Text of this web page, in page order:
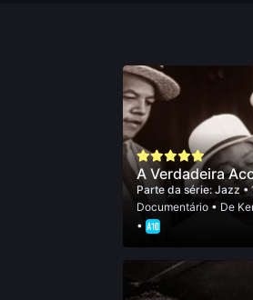
A Verdadeira
Parte da série: Jazz •
Documentário• De
•